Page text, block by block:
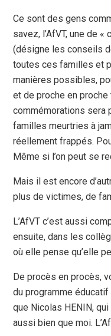
Ce sont des gens
savez, l’AfVT, une de
(désigne les conseils
toutes ces familles et
manières possibles,
et de proche en
commémorations sera
familles meurtries à
réellement frappés.
Même si l’on peut se
Mais il est encore
plus de victimes, de
L’AfVT c’est aussi
ensuite, dans les
où elle pense qu’elle
De procès en procès,
du programme éducatif
que Nicolas HENIN,
aussi bien que moi.